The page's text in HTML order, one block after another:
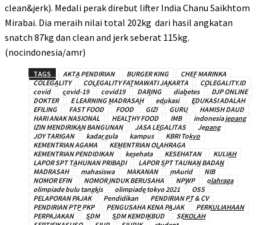
clean&jerk). Medali perak direbut lifter India Chanu Saikhtom
Mirabai. Dia meraih nilai total 202kg dari hasil angkatan
snatch 87kg dan clean and jerk seberat 115kg.
(nocindonesia/amr)
TAGS AKTA PENDIRIAN BURGER KING
CHEF MARINKA
COLEGALITY
COLEGALITY FATMAWATI JAKARTA
COLEGALITY.ID
covid
covid-19 covid19 DARING diabetes
DJP ONLINE
DOKTER
E LEARNING MADRASAH edukasi
EDUKASI ADALAH
EFILING
FAST FOOD FOOD GIZI GURU
HAMISH DAUD
HARI ANAK NASIONAL
HEALTHY FOOD IMB
indonesia jepang
IZIN MENDIRIKAN BANGUNAN
JASA LEGALITAS
Jepang
JOY TARIGAN
kadar gula kampus
KBRI Tokyo
KEMENTRIAN AGAMA
KEMENTRIAN OLAHRAGA
KEMENTRIAN PENDIDIKAN
kesehata KESEHATAN
KULIAH
LAPOR SPT TAHUNAN PRIBADI
LAPOR SPT TAUNAN BADAN
MADRASAH
mahasiswa MAKANAN mAurid
NIB
NOMOR EFIN
NOMOR INDUK BERUSAHA NPWP
olahraga
olimpiade bulu tangkis
olimpiade tokyo 2021
OSS
PELAPORAN PAJAK
Pendidikan
PENDIRIAN PT & CV
PENDIRIAN PTP PKP
PENGUSAHA KENA PAJAK
PERKULIAHAAN
PERPAJAKAN
SDM SDM KEMDIKBUD
SEKOLAH